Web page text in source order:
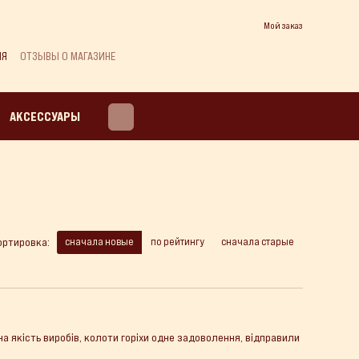
Мой заказ
ОТЗЫВЫ О МАГАЗИНЕ
АКСЕССУАРЫ
сначала новые по рейтингу сначала старые
якість виробів, колоти горіхи одне задоволення, відправили